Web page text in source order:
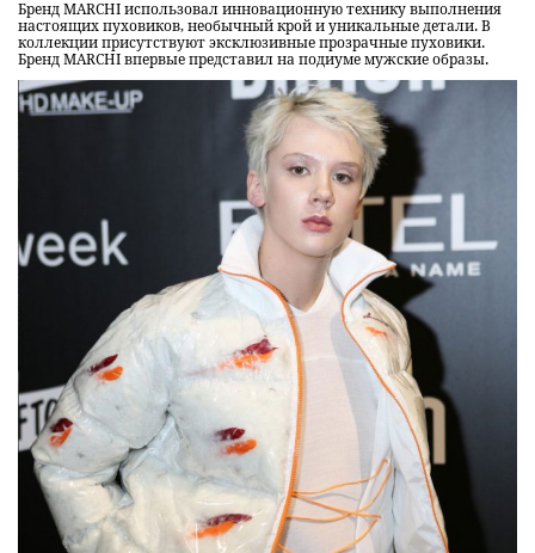
Бренд MARCHI использовал инновационную технику выполнения
настоящих пуховиков, необычный крой и уникальные детали. В
коллекции присутствуют эксклюзивные прозрачные пуховики.
Бренд MARCHI впервые представил на подиуме мужские образы.